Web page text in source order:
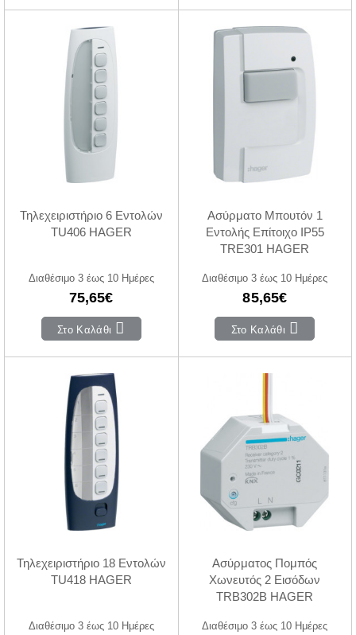
Τηλεχειριστήριο 6 Εντολών
TU406 HAGER
Διαθέσιμο 3 έως 10 Ημέρες
75,65€
Στο Καλάθι
Ασύρματο Μπουτόν 1
Εντολής Επίτοιχο IP55
TRE301 HAGER
Διαθέσιμο 3 έως 10 Ημέρες
85,65€
Στο Καλάθι
Τηλεχειριστήριο 18 Εντολών
TU418 HAGER
Διαθέσιμο 3 έως 10 Ημέρες
Ασύρματος Πομπός
Χωνευτός 2 Εισόδων
TRB302B HAGER
Διαθέσιμο 3 έως 10 Ημέρες